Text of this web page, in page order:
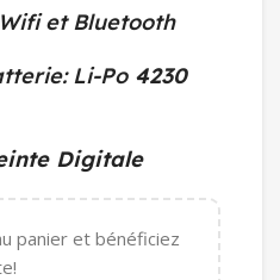
et Bluetooth
Li-Po4230
Digitale
panier et bénéficiez